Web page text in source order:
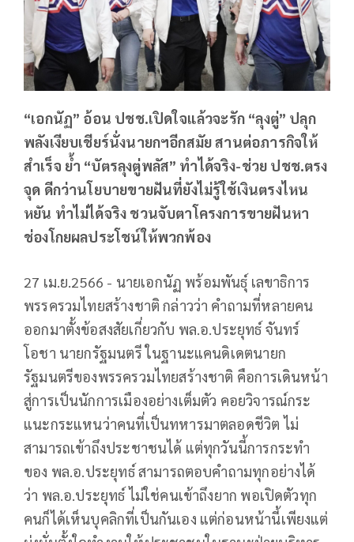
“เอกนัฏ” อ้อน ปชช.เปิดใจแล้วจะรัก “ลุงตู่” ปลุก
พลังเงียบเชียร์นั่งนายกฯอีกสมัย สานต่อภารกิจให้
สำเร็จ ย้ำ “บัตรลุงตู่พลัส” ทำได้จริง-ช่วย ปชช.ตรง
จุด ดีกว่านโยบายขายฝันที่ยังไม่รู้ใช้เงินตรงไหน
หยัน ทำไม่ได้จริง ชวนจับตาโครงการขายฝันหา
ช่องโกยผลประโชน์ให้พวกพ้อง
27 เม.ย.2566 - นายเอกนัฏ พร้อมพันธุ์ เลขาธิการ
พรรครวมไทยสร้างชาติ กล่าวว่า คำถามที่หลายคน
ออกมาตั้งข้อสงสัยเกี่ยวกับ พล.อ.ประยุทธ์ จันทร์
โอชา นายกรัฐมนตรี ในฐานะแคนดิเดตนายก
รัฐมนตรีของพรรครวมไทยสร้างชาติ คือการเดินหน้า
สู่การเป็นนักการเมืองอย่างเต็มตัว คอยวิจารณ์กระ
แนะกระแหนว่าคนที่เป็นทหารมาตลอดชีวิต ไม่
สามารถเข้าถึงประชาชนได้ แต่ทุกวันนี้การกระทำ
ของ พล.อ.ประยุทธ์ สามารถตอบคำถามทุกอย่างได้
ว่า พล.อ.ประยุทธ์ ไม่ใช่คนเข้าถึงยาก พอเปิดตัวทุก
คนก็ได้เห็นบุคลิกที่เป็นกันเอง แต่ก่อนหน้านี้เพียงแต่